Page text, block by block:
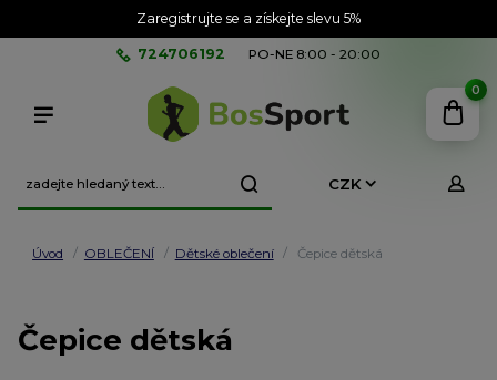
Zaregistrujte se a získejte slevu 5%
CZK
724706192 PO-NE 8:00 - 20:00
0
Úvod OBLEČENÍ Dětské oblečení Čepice dětská
Čepice dětská